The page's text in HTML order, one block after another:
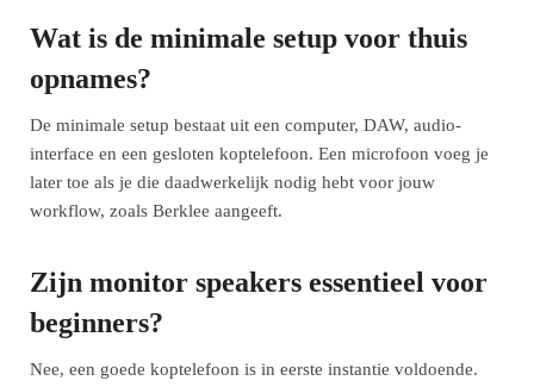
Wat is de minimale setup voor thuis
opnames?
De minimale setup bestaat uit een computer, DAW, audio-
interface en een gesloten koptelefoon. Een microfoon voeg je
later toe als je die daadwerkelijk nodig hebt voor jouw
workflow, zoals Berklee aangeeft.
Zijn monitor speakers essentieel voor
beginners?
Nee, een goede koptelefoon is in eerste instantie voldoende.